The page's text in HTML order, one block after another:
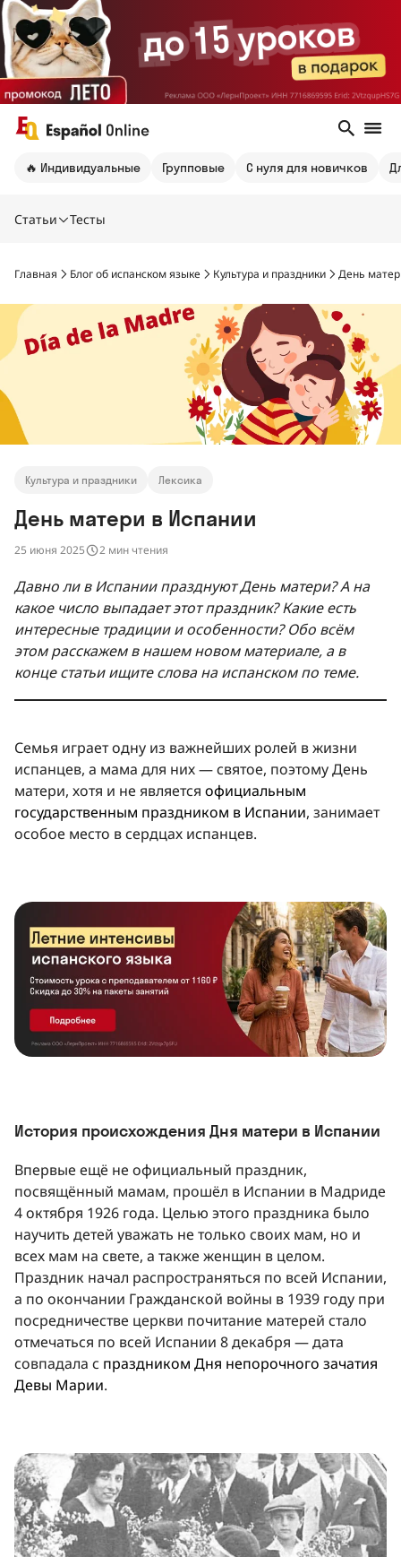
🔥 Индивидуальные Групповые С нуля для новичков
Статьи Тесты
Главная Блог об испанском языке Культура и праздники День
Культура и праздники Лексика
День матери в Испании
25 июня 2025 2 мин чтения
Давно ли в Испании празднуют День матери? А на
какое число выпадает этот праздник? Какие есть
интересные традиции и особенности? Обо всём
этом расскажем в нашем новом материале, а в
конце статьи ищите слова на испанском по теме.
Семья играет одну из важнейших ролей в жизни
испанцев, а мама для них — святое, поэтому День
матери, хотя и не является официальным
государственным праздником в Испании, занимает
особое место в сердцах испанцев.
История происхождения Дня матери в Испании
Впервые ещё не официальный праздник,
посвящённый мамам, прошёл в Испании в Мадриде
4 октября 1926 года. Целью этого праздника было
научить детей уважать не только своих мам, но и
всех мам на свете, а также женщин в целом.
Праздник начал распространяться по всей Испании,
а по окончании Гражданской войны в 1939 году при
посредничестве церкви почитание матерей стало
отмечаться по всей Испании 8 декабря — дата
совпадала с праздником Дня непорочного зачатия
Девы Марии.